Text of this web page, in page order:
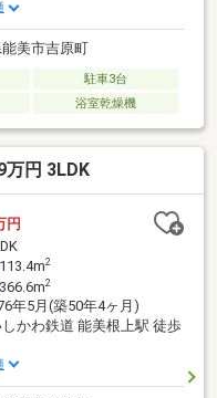
美市吉原町
駐車3台
浴室乾燥機
万円 3LDK
円
2
2
年5月(築50年4ヶ月)
しかわ鉄道 能美根上駅 徒歩